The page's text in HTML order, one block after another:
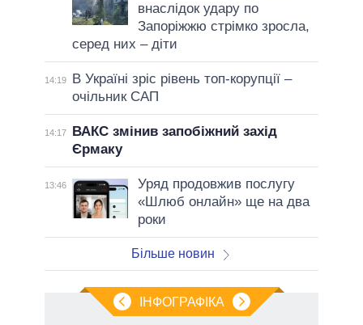
внаслідок удару по
Запоріжжю стрімко зросла,
серед них – діти
14:19
В Україні зріс рівень топ-корупції –
очільник САП
14:17
ВАКС змінив запобіжний захід
Єрмаку
13:46
Уряд продовжив послугу
«Шлюб онлайн» ще на два
роки
Більше новин
ІНФОГРАФІКА